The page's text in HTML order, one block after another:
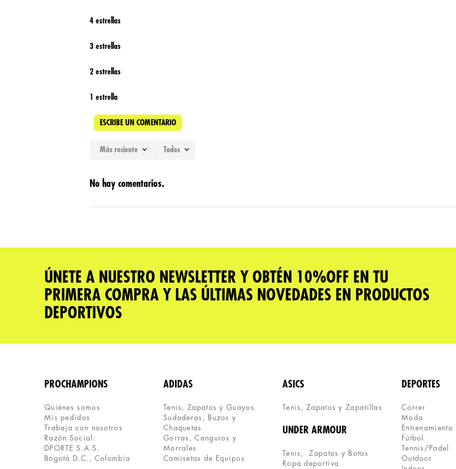
4 estrellas
3 estrellas
2 estrellas
1 estrella
ESCRIBE UN COMENTARIO
★★★★★
Dirección de email
ENVIAR COMENTARIO
Más reciente Todos
No hay comentarios.
ÚNETE A NUESTRO NEWSLETTER Y OBTÉN 10%OFF EN TU
PRIMERA COMPRA Y LAS ÚLTIMAS NOVEDADES EN PRODUCTOS
DEPORTIVOS
PROCHAMPIONS
Quiénes somos
Mis pedidos
Trabaja con nosotros
Razón Social:
DPORTE S.A.S.
Bogotá D.C., Colombia
ADIDAS
Tenis, Zapatos y Guayos
Sudaderas, Buzos y
Chaquetas
Gorras, Canguros y
Morrales
Camisetas de Equipos
ASICS
Tenis, Zapatos y Zapatillas
UNDER ARMOUR
Tenis,  Zapatos y Botas
Ropa deportiva
DEPORTES
Correr
Moda
Entrenamiento
Fútbol
Tennis/Padel
Outdoor